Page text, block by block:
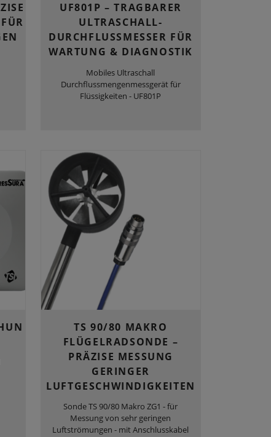
UF801P – TRAGBARER
ULTRASCHALL-
DURCHFLUSSMESSER FÜR
WARTUNG & DIAGNOSTIK
Mobiles Ultraschall
Durchflussmengenmessgerät für
Flüssigkeiten - UF801P
TS 90/80 MAKRO
FLÜGELRADSONDE –
PRÄZISE MESSUNG
GERINGER
LUFTGESCHWINDIGKEITEN
Sonde TS 90/80 Makro ZG1 - für
Messung von sehr geringen
Luftströmungen - mit Anschlusskabel